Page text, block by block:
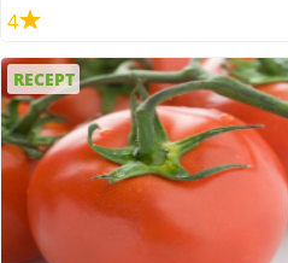
4
RECEPT